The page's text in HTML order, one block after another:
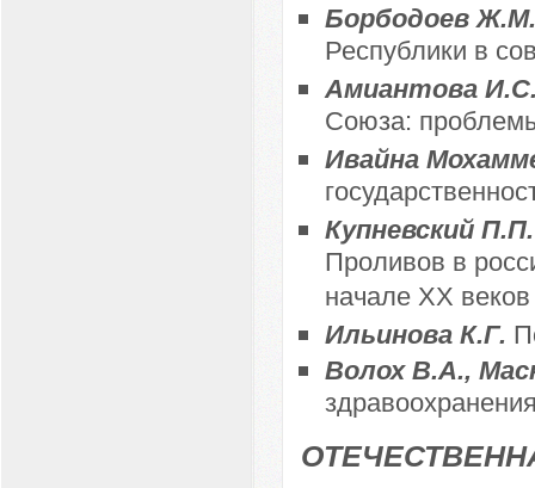
Борбодоев
Республики в
Амиантова
Союза:
Ивайна
Купневский
Проливов в
начале XX веков
Ильинова К.Г.
Волох В.А.,